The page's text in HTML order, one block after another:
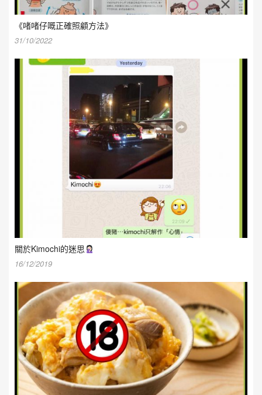
《啫啫仔嘅正確照顧方法》
31/10/2022
關於Kimochi的迷思
16/12/2019